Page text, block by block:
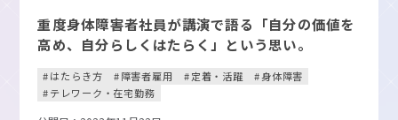
重度身体障害者社員が講演で語る「自分の価値を
高め、自分らしくはたらく」という思い。
はたらき方 障害者雇用 定着・活躍
身体障害
テレワーク・在宅勤務